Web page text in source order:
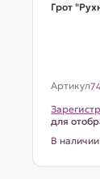
Грот
Артикул
для
В